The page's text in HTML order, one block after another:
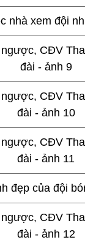
nhà xem đội
đẹp của đội